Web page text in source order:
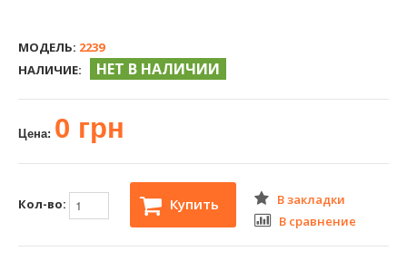
МОДЕЛЬ: 2239
НАЛИЧИЕ:
НЕТ В НАЛИЧИИ
Цена: 0 грн
Кол-во: Купить
В закладки
В сравнение